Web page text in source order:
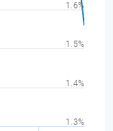
1.3%
1.4%
1.5%
1.6%